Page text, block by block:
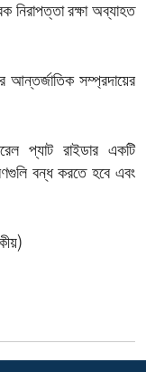
নিরাপত্তা রক্ষা অব্যাহত
আন্তর্জাতিক সম্প্রদায়ের
প্যাট রাইডার একটি
বন্ধ করতে হবে এবং